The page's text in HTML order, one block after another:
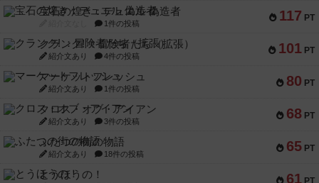
117 PT
宝石の煌き：デュエル 偽造者
1件の投稿
101 PT
クランク! ：冒険者たち（拡張）
紹介文あり 4件の投稿
80 PT
マーケットフレッシュ
紹介文あり 1件の投稿
68 PT
クロス・オブ・アイアン
紹介文あり 3件の投稿
65 PT
ふたつの街の物語
紹介文あり 18件の投稿
61 PT
とうほうの！